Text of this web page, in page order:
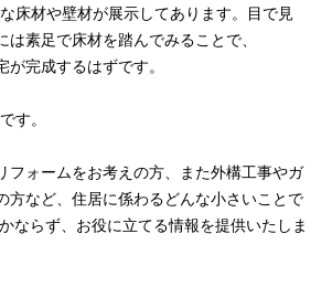
床材や壁材が展示してあります。目で見
素足で床材を踏んでみることで、
完成するはずです。
す。
フォームをお考えの方、また外構工事やガ
方など、住居に係わるどんな小さいことで
ならず、お役に立てる情報を提供いたしま